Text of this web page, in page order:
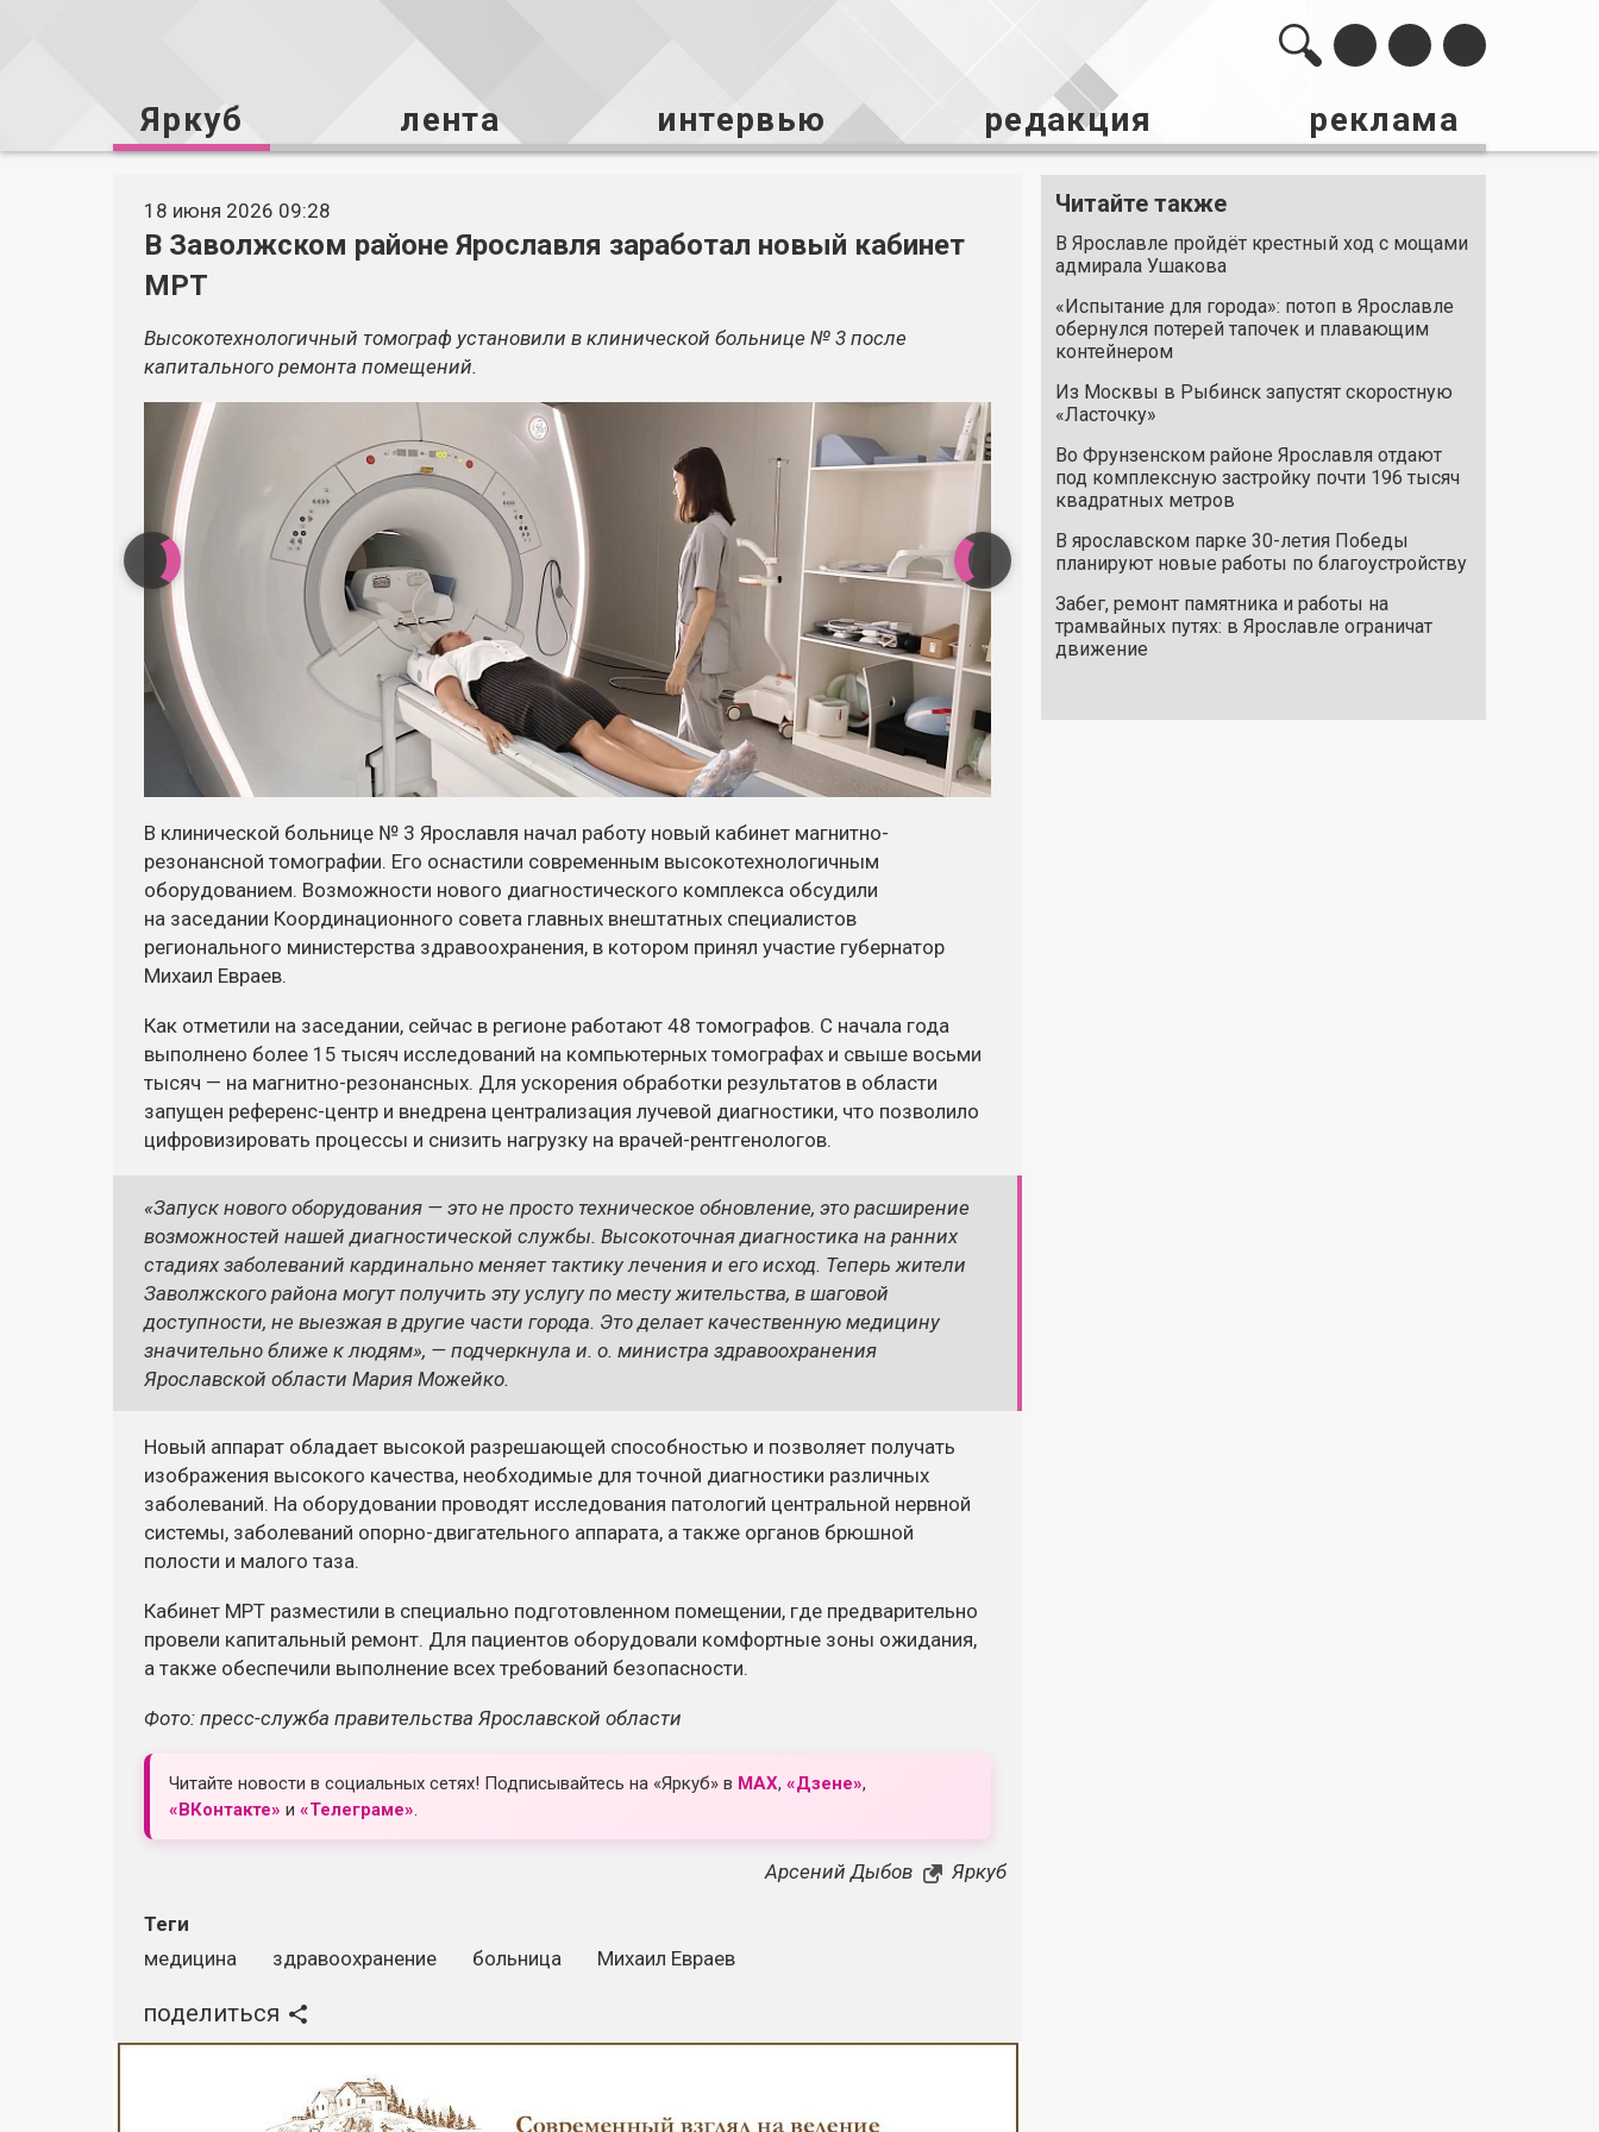
Яркуб лента интервью редакция реклама
18 июня 2026 09:28
В Заволжском районе Ярославля заработал новый кабинет
МРТ
Высокотехнологичный томограф установили в клинической больнице № 3 после
капитального ремонта помещений.
В клинической больнице № 3 Ярославля начал работу новый кабинет магнитно-
резонансной томографии. Его оснастили современным высокотехнологичным
оборудованием. Возможности нового диагностического комплекса обсудили
на заседании Координационного совета главных внештатных специалистов
регионального министерства здравоохранения, в котором принял участие губернатор
Михаил Евраев.
Как отметили на заседании, сейчас в регионе работают 48 томографов. С начала года
выполнено более 15 тысяч исследований на компьютерных томографах и свыше восьми
тысяч — на магнитно-резонансных. Для ускорения обработки результатов в области
запущен референс-центр и внедрена централизация лучевой диагностики, что позволило
цифровизировать процессы и снизить нагрузку на врачей-рентгенологов.
«Запуск нового оборудования — это не просто техническое обновление, это расширение
возможностей нашей диагностической службы. Высокоточная диагностика на ранних
стадиях заболеваний кардинально меняет тактику лечения и его исход. Теперь жители
Заволжского района могут получить эту услугу по месту жительства, в шаговой
доступности, не выезжая в другие части города. Это делает качественную медицину
значительно ближе к людям», — подчеркнула и. о. министра здравоохранения
Ярославской области Мария Можейко.
Новый аппарат обладает высокой разрешающей способностью и позволяет получать
изображения высокого качества, необходимые для точной диагностики различных
заболеваний. На оборудовании проводят исследования патологий центральной нервной
системы, заболеваний опорно-двигательного аппарата, а также органов брюшной
полости и малого таза.
Кабинет МРТ разместили в специально подготовленном помещении, где предварительно
провели капитальный ремонт. Для пациентов оборудовали комфортные зоны ожидания,
а также обеспечили выполнение всех требований безопасности.
Фото: пресс-служба правительства Ярославской области
Читайте новости в социальных сетях! Подписывайтесь на «Яркуб» в MAX, «Дзене»,
«ВКонтакте» и «Телеграме».
Арсений Дыбов Яркуб
Теги
медицина
здравоохранение больница Михаил Евраев
поделиться
Читайте также
В Ярославле пройдёт крестный ход с мощами
адмирала Ушакова
«Испытание для города»: потоп в Ярославле
обернулся потерей тапочек и плавающим
контейнером
Из Москвы в Рыбинск запустят скоростную
«Ласточку»
Во Фрунзенском районе Ярославля отдают
под комплексную застройку почти 196 тысяч
квадратных метров
В ярославском парке 30-летия Победы
планируют новые работы по благоустройству
Забег, ремонт памятника и работы на
трамвайных путях: в Ярославле ограничат
движение